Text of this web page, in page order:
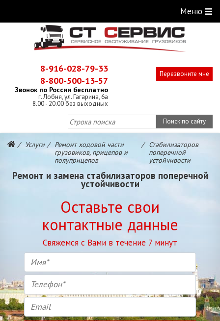
Меню
Перезвоните мне
Поиск по сайту
8-916-028-79-33
8-800-500-13-57
Звонок по России бесплатно
г. Лобня, ул. Гагарина, 6а
8.00 - 20.00 без выходных
Услуги
Ремонт ходовой части
грузовиков, прицепов и
полуприцепов
Стабилизаторов
поперечной
устойчивости
Ремонт и замена стабилизаторов поперечной
устойчивости
Оставьте свои
контактные данные
Свяжемся с Вами в течение 7 минут